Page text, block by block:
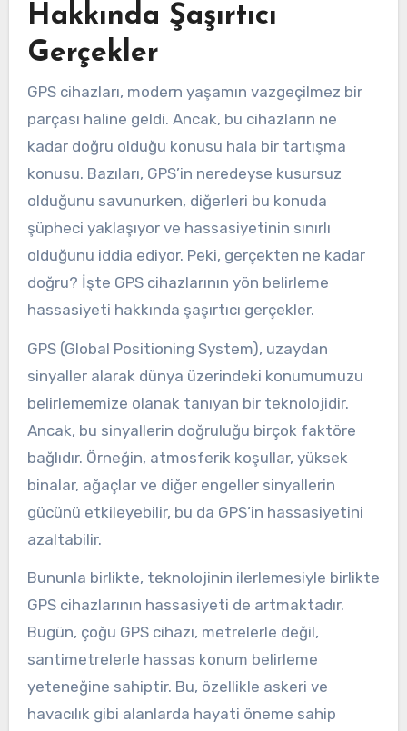
Hakkında Şaşırtıcı
Gerçekler
GPS cihazları, modern yaşamın vazgeçilmez bir
parçası haline geldi. Ancak, bu cihazların ne
kadar doğru olduğu konusu hala bir tartışma
konusu. Bazıları, GPS’in neredeyse kusursuz
olduğunu savunurken, diğerleri bu konuda
şüpheci yaklaşıyor ve hassasiyetinin sınırlı
olduğunu iddia ediyor. Peki, gerçekten ne kadar
doğru? İşte GPS cihazlarının yön belirleme
hassasiyeti hakkında şaşırtıcı gerçekler.
GPS (Global Positioning System), uzaydan
sinyaller alarak dünya üzerindeki konumumuzu
belirlememize olanak tanıyan bir teknolojidir.
Ancak, bu sinyallerin doğruluğu birçok faktöre
bağlıdır. Örneğin, atmosferik koşullar, yüksek
binalar, ağaçlar ve diğer engeller sinyallerin
gücünü etkileyebilir, bu da GPS’in hassasiyetini
azaltabilir.
Bununla birlikte, teknolojinin ilerlemesiyle birlikte
GPS cihazlarının hassasiyeti de artmaktadır.
Bugün, çoğu GPS cihazı, metrelerle değil,
santimetrelerle hassas konum belirleme
yeteneğine sahiptir. Bu, özellikle askeri ve
havacılık gibi alanlarda hayati öneme sahip